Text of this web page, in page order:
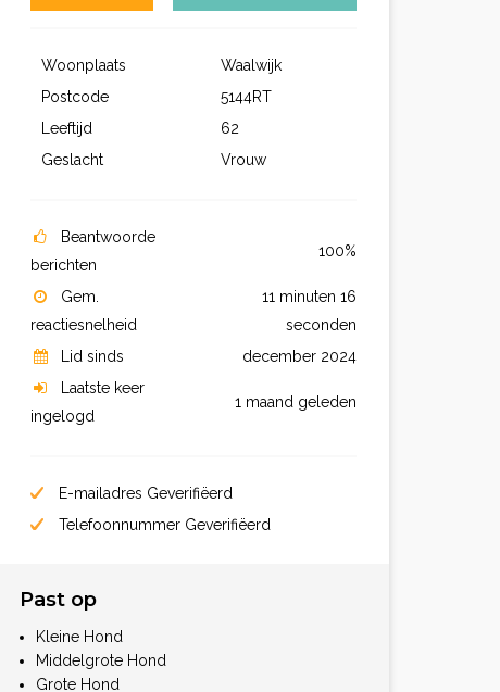
Woonplaats
Waalwijk
Postcode
5144RT
Leeftijd
62
Geslacht
Vrouw
Beantwoorde
berichten
100%
Gem.
reactiesnelheid
11 minuten 16
seconden
Lid sinds
december 2024
Laatste keer
ingelogd
1 maand geleden
E-mailadres Geverifiëerd
Telefoonnummer Geverifiëerd
Past op
Kleine Hond
Middelgrote Hond
Grote Hond